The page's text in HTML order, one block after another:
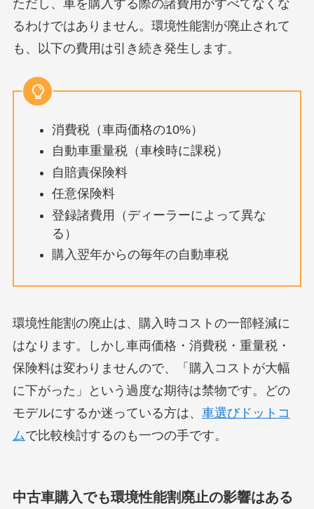
ただし、車を購入する際の諸費用がすべてなくな
るわけではありません。環境性能割が廃止されて
も、以下の費用は引き続き発生します。
消費税（車両価格の10%）
自動車重量税（車検時に課税）
自賠責保険料
任意保険料
登録諸費用（ディーラーによって異な
る）
購入翌年からの毎年の自動車税
環境性能割の廃止は、購入時コストの一部軽減に
はなります。しかし車両価格・消費税・重量税・
保険料は変わりませんので、「購入コストが大幅
に下がった」という過度な期待は禁物です。どの
モデルにするか迷っている方は、 車選びドットコ
ムで比較検討するのも一つの手です。
中古車購入でも環境性能割廃止の影響はある